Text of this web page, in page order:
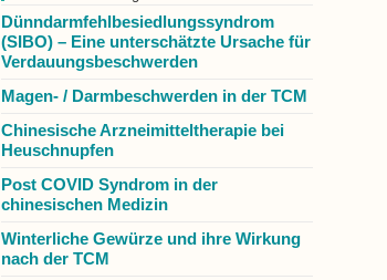
Dünndarmfehlbesiedlungssyndrom
(SIBO) – Eine unterschätzte Ursache für
Verdauungsbeschwerden
Magen- / Darmbeschwerden in der TCM
Chinesische Arzneimitteltherapie bei
Heuschnupfen
Post COVID Syndrom in der
chinesischen Medizin
Winterliche Gewürze und ihre Wirkung
nach der TCM